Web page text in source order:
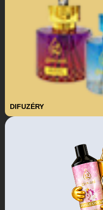
DIFUZÉRY